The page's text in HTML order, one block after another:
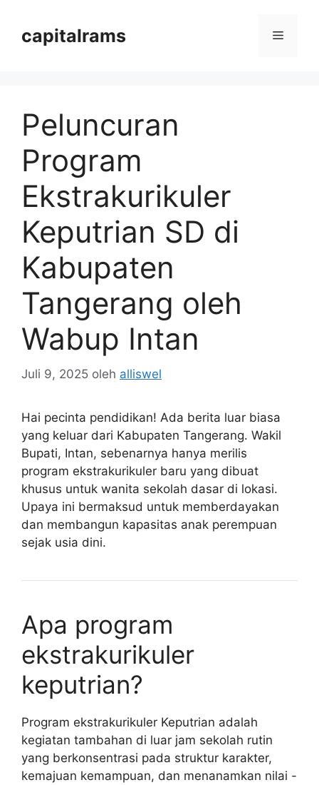
capitalrams Menu
Peluncuran
Program
Ekstrakurikuler
Keputrian SD di
Kabupaten
Tangerang oleh
Wabup Intan
Juli 9, 2025 oleh alliswel
Hai pecinta pendidikan! Ada berita luar biasa
yang keluar dari Kabupaten Tangerang. Wakil
Bupati, Intan, sebenarnya hanya merilis
program ekstrakurikuler baru yang dibuat
khusus untuk wanita sekolah dasar di lokasi.
Upaya ini bermaksud untuk memberdayakan
dan membangun kapasitas anak perempuan
sejak usia dini.
Apa program
ekstrakurikuler
keputrian?
Program ekstrakurikuler Keputrian adalah
kegiatan tambahan di luar jam sekolah rutin
yang berkonsentrasi pada struktur karakter,
kemajuan kemampuan, dan menanamkan nilai -